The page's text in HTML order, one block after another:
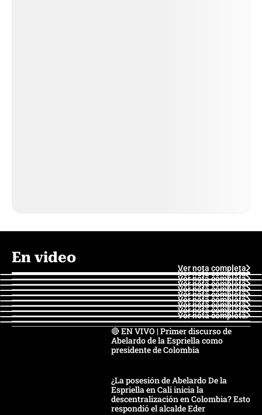
En video
Ver nota completa
Ver nota completa
Ver nota completa
Ver nota completa
Ver nota completa
Ver nota completa
Ver nota completa
Ver nota completa
Ver nota completa
Ver nota completa
🔴 EN VIVO | Primer discurso de
Abelardo de la Espriella como
presidente de Colombia
¿La posesión de Abelardo De la
Espriella en Cali inicia la
descentralización en Colombia? Esto
respondió el alcalde Eder